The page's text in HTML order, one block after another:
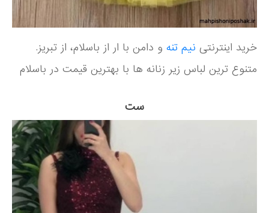
خرید اینترنتی نیم تنه و دامن با ار از باسلام، از تبریز.
متنوع ترین لباس زیر زنانه ها با بهترین قیمت در باسلام
ست